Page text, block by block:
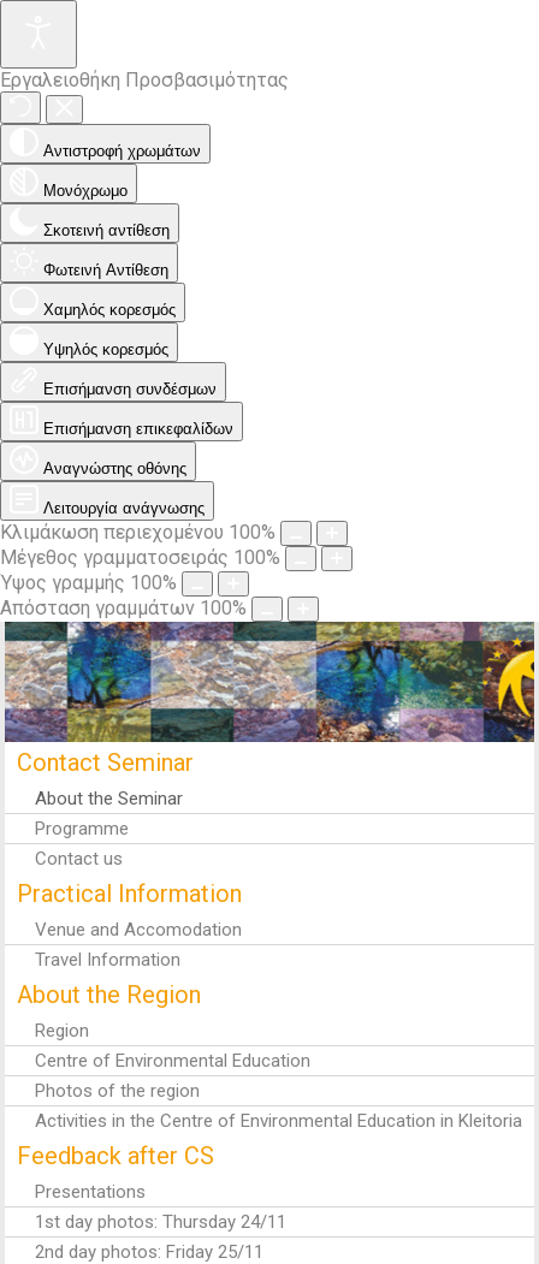
Εργαλειοθήκη Προσβασιμότητας
Αντιστροφή χρωμάτων
Μονόχρωμο
Σκοτεινή αντίθεση
Φωτεινή Αντίθεση
Χαμηλός κορεσμός
Υψηλός κορεσμός
Επισήμανση συνδέσμων
Επισήμανση επικεφαλίδων
Αναγνώστης οθόνης
Λειτουργία ανάγνωσης
Κλιμάκωση περιεχομένου 100%
Μέγεθος γραμματοσειράς 100%
Ύψος γραμμής 100%
Απόσταση γραμμάτων 100%
Contact Seminar
About the Seminar
Programme
Contact us
Practical Information
Venue and Accomodation
Travel Information
About the Region
Region
Centre of Environmental Education
Photos of the region
Activities in the Centre of Environmental Education in Kleitoria
Feedback after CS
Presentations
1st day photos: Thursday 24/11
2nd day photos: Friday 25/11